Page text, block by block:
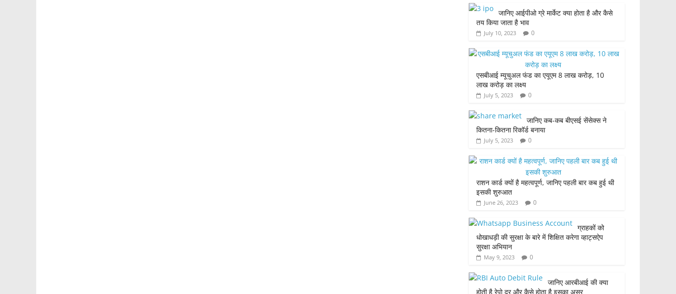
जानिए आईपीओ ग्रे मार्केट क्या होता है और कैसे
तय किया जाता है भाव
July 10, 2023 0
एसबीआई म्यूचुअल फंड का एयूएम 8 लाख करोड़, 10
लाख करोड़ का लक्ष्य
July 5, 2023 0
जानिए कब-कब बीएसई सेंसेक्स ने
कितना-कितना रिकॉर्ड बनाया
July 5, 2023 0
राशन कार्ड क्यों है महत्वपूर्ण, जानिए पहली बार कब हुई थी
इसकी शुरुआत
June 26, 2023 0
ग्राहकों को
धोखाधड़ी की सुरक्षा के बारे में शिक्षित करेगा व्हाट्सऐप
सुरक्षा अभियान
May 9, 2023 0
जानिए आरबीआई की क्या
होती है रेपो दर और कैसे होता है इसका असर